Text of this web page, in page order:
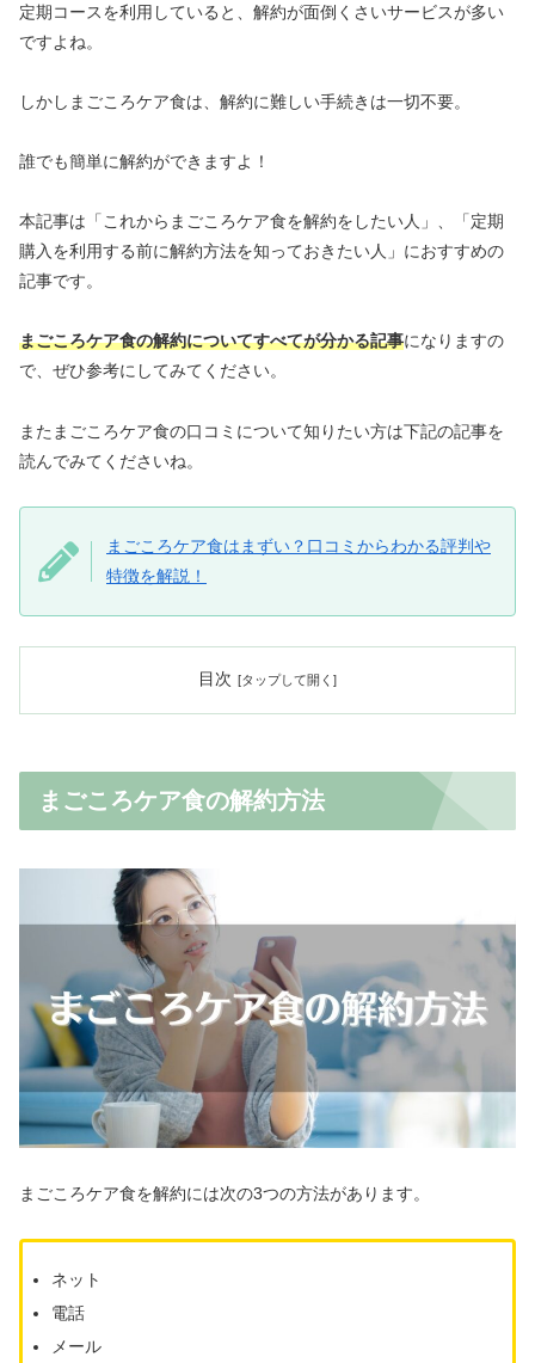
定期コースを利用していると、解約が面倒くさいサービスが多い
ですよね。
しかしまごころケア食は、解約に難しい手続きは一切不要。
誰でも簡単に解約ができますよ！
本記事は「これからまごころケア食を解約をしたい人」、「定期
購入を利用する前に解約方法を知っておきたい人」におすすめの
記事です。
まごころケア食の解約についてすべてが分かる記事になりますの
で、ぜひ参考にしてみてください。
またまごころケア食の口コミについて知りたい方は下記の記事を
読んでみてくださいね。
まごころケア食はまずい？口コミからわかる評判や
特徴を解説！
目次
まごころケア食の解約方法
まごころケア食を解約には次の3つの方法があります。
ネット
電話
メール